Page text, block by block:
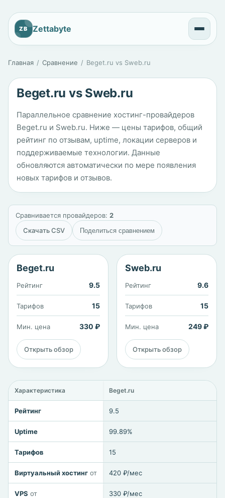
ZB Zettabyte
Главная Сравнение Beget.ru vs Sweb.ru
Beget.ru vs Sweb.ru
Параллельное сравнение хостинг-провайдеров
Beget.ru и Sweb.ru. Ниже — цены тарифов, общий
рейтинг по отзывам, uptime, локации серверов и
поддерживаемые технологии. Данные
обновляются автоматически по мере появления
новых тарифов и отзывов.
Сравнивается провайдеров: 2
Скачать CSV
Поделиться сравнением
Beget.ru
Рейтинг 9.5
Тарифов 15
Мин. цена 330 ₽
Открыть обзор
Sweb.ru
Рейтинг 9.6
Тарифов 15
Мин. цена 249 ₽
Открыть обзор
Характеристика Beget.ru
Рейтинг 9.5
Uptime 99.89%
Тарифов 15
Виртуальный хостинг от 420 ₽/мес
VPS от 330 ₽/мес